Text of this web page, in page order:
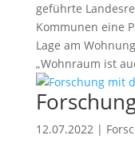
geführte
Kommunen eine
Lage am
„Wohnraum ist
12.07.2022|